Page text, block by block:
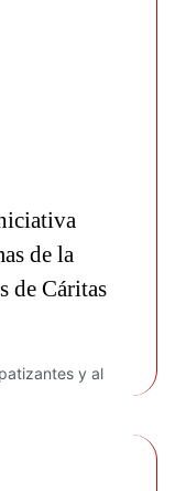
de la
de Cáritas
y al